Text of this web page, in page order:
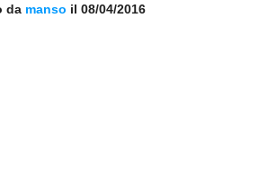
da manso il 08/04/2016